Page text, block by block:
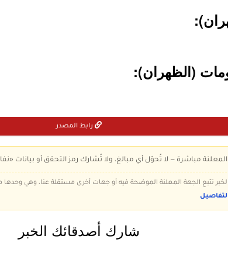
رابط المصدر
مباشرة — لا تُحوّل أي مبالغ، ولا تُشارك رمز التحقق أو بيانات
الخبر تتبع الجهة المعلنة الموضحة فيه أو جهات أخرى مستقلة عنا، وهي
شارك أصدقائك الخبر